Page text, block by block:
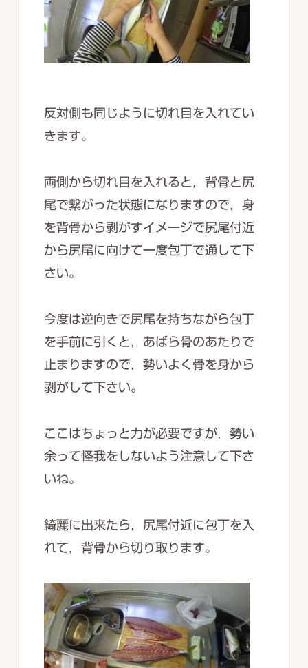
反対側も同じように切れ目を入れてい
きます。
両側から切れ目を入れると，背骨と尻
尾で繋がった状態になりますので，身
を背骨から剥がすイメージで尻尾付近
から尻尾に向けて一度包丁で通して下
さい。
今度は逆向きで尻尾を持ちながら包丁
を手前に引くと，あばら骨のあたりで
止まりますので，勢いよく骨を身から
剥がして下さい。
ここはちょっと力が必要ですが，勢い
余って怪我をしないよう注意して下さ
いね。
綺麗に出来たら，尻尾付近に包丁を入
れて，背骨から切り取ります。